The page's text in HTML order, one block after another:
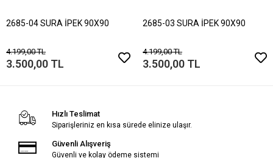
2685-04 SURA İPEK 90X90
4.199,00 TL
3.500,00 TL
2685-03 SURA İPEK 90X90
4.199,00 TL
3.500,00 TL
Hızlı Teslimat
Siparişleriniz en kısa sürede elinize ulaşır.
Güvenli Alışveriş
Güvenli ve kolay ödeme sistemi